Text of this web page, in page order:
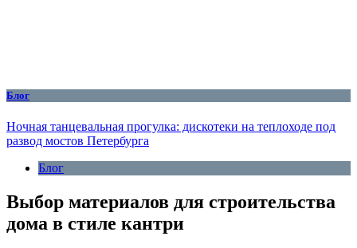
Блог
Ночная танцевальная прогулка: дискотеки на теплоходе под
развод мостов Петербурга
Блог
Выбор материалов для строительства
дома в стиле кантри